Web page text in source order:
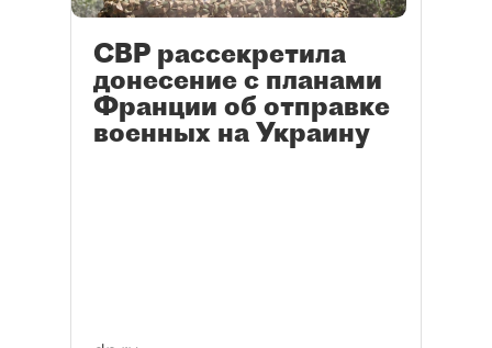
СВР рассекретила
донесение с планами
Франции об отправке
военных на Украину